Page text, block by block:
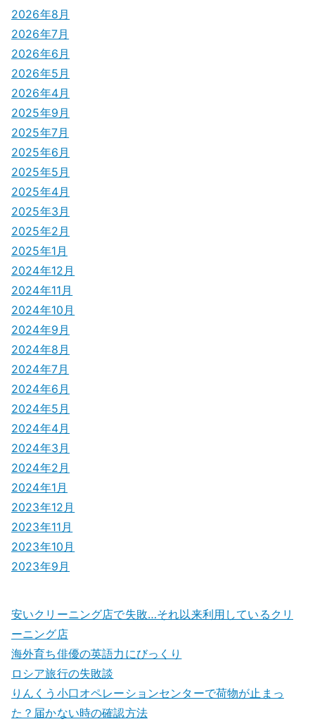
ゲ
ー
シ
ョ
ン
2026年8月
2026年7月
2026年6月
2026年5月
2026年4月
2025年9月
2025年7月
2025年6月
2025年5月
2025年4月
2025年3月
2025年2月
2025年1月
2024年12月
2024年11月
2024年10月
2024年9月
2024年8月
2024年7月
2024年6月
2024年5月
2024年4月
2024年3月
2024年2月
2024年1月
2023年12月
2023年11月
2023年10月
2023年9月
安いクリーニング店で失敗…それ以来利用しているクリ
ーニング店
海外育ち俳優の英語力にびっくり
ロシア旅行の失敗談
りんくう小口オペレーションセンターで荷物が止まっ
た？届かない時の確認方法